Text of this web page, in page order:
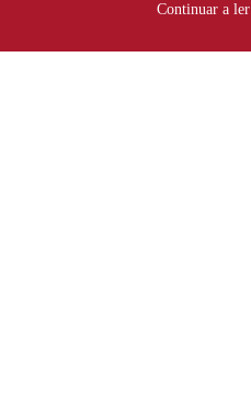
Continuar a ler